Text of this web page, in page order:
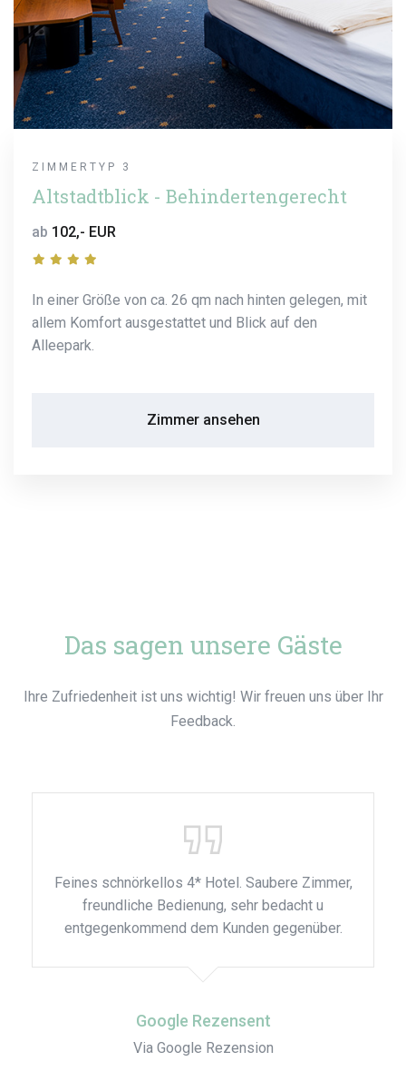
ZIMMERTYP 3
Altstadtblick - Behindertengerecht
ab 102,- EUR
In einer Größe von ca. 26 qm nach hinten gelegen, mit
allem Komfort ausgestattet und Blick auf den
Alleepark.
Zimmer ansehen
Das sagen unsere Gäste
Ihre Zufriedenheit ist uns wichtig! Wir freuen uns über Ihr
Feedback.
Feines schnörkellos 4* Hotel. Saubere Zimmer,
freundliche Bedienung, sehr bedacht u
entgegenkommend dem Kunden gegenüber.
Google Rezensent
Via Google Rezension